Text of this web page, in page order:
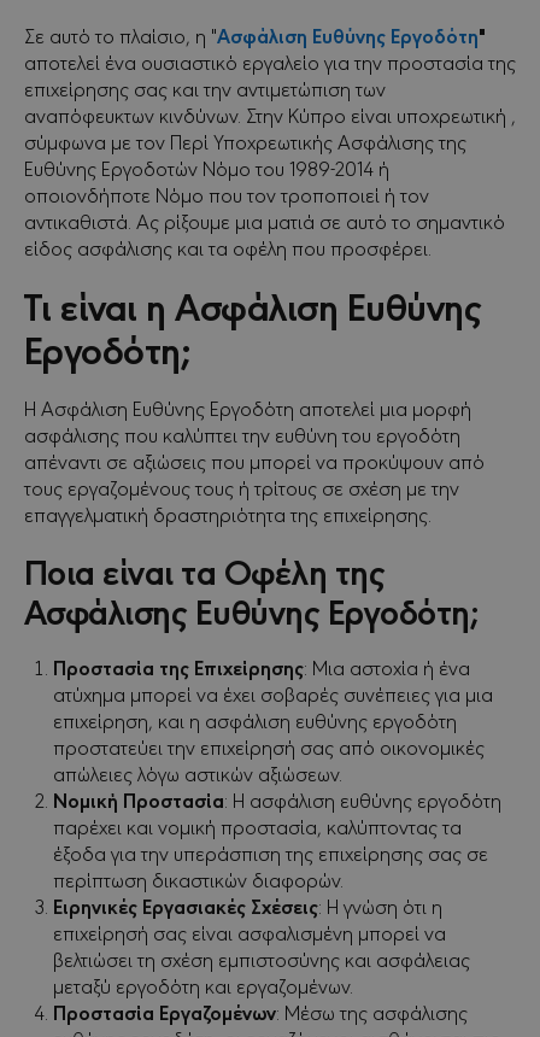
Σε αυτό το πλαίσιο, η "Ασφάλιση Ευθύνης Εργοδότη"
αποτελεί ένα ουσιαστικό εργαλείο για την προστασία της
επιχείρησης σας και την αντιμετώπιση των
αναπόφευκτων κινδύνων. Στην Κύπρο είναι υποχρεωτική ,
σύμφωνα με τον Περί Υποχρεωτικής Ασφάλισης της
Ευθύνης Εργοδοτών Νόμο του 1989-2014 ή
οποιονδήποτε Νόμο που τον τροποποιεί ή τον
αντικαθιστά. Ας ρίξουμε μια ματιά σε αυτό το σημαντικό
είδος ασφάλισης και τα οφέλη που προσφέρει.
Τι είναι η Ασφάλιση Ευθύνης
Εργοδότη;
Η Ασφάλιση Ευθύνης Εργοδότη αποτελεί μια μορφή
ασφάλισης που καλύπτει την ευθύνη του εργοδότη
απέναντι σε αξιώσεις που μπορεί να προκύψουν από
τους εργαζομένους τους ή τρίτους σε σχέση με την
επαγγελματική δραστηριότητα της επιχείρησης.
Ποια είναι τα Οφέλη της
Ασφάλισης Ευθύνης Εργοδότη;
Προστασία της Επιχείρησης: Μια αστοχία ή ένα
ατύχημα μπορεί να έχει σοβαρές συνέπειες για μια
επιχείρηση, και η ασφάλιση ευθύνης εργοδότη
προστατεύει την επιχείρησή σας από οικονομικές
απώλειες λόγω αστικών αξιώσεων.
Νομική Προστασία: Η ασφάλιση ευθύνης εργοδότη
παρέχει και νομική προστασία, καλύπτοντας τα
έξοδα για την υπεράσπιση της επιχείρησης σας σε
περίπτωση δικαστικών διαφορών.
Ειρηνικές Εργασιακές Σχέσεις: Η γνώση ότι η
επιχείρησή σας είναι ασφαλισμένη μπορεί να
βελτιώσει τη σχέση εμπιστοσύνης και ασφάλειας
μεταξύ εργοδότη και εργαζομένων.
Προστασία Εργαζομένων: Μέσω της ασφάλισης